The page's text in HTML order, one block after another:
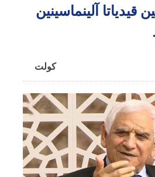
قیدیاتا آلینماسینین
کولت